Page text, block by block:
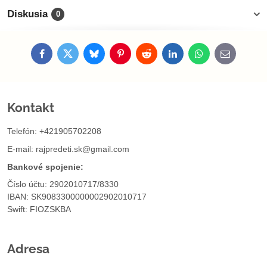
Diskusia 0
FacebookTwitterBlueskyPinterestRedditLinkedInWhatsApp
E-
mail
Kontakt
Telefón: +421905702208
E-mail: rajpredeti.sk@gmail.com
Bankové spojenie:
Číslo účtu: 2902010717/8330
IBAN: SK9083300000002902010717
Swift: FIOZSKBA
Adresa